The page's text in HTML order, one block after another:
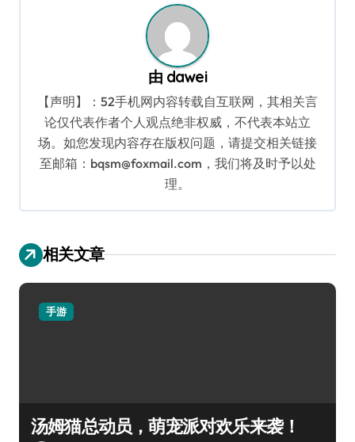
由 dawei
【声明】：52手机网内容转载自互联网，其相关言
论仅代表作者个人观点绝非权威，不代表本站立
场。如您发现内容存在版权问题，请提交相关链接
至邮箱：bqsm@foxmail.com，我们将及时予以处
理。
相关文章
手游
汤姆猫总动员，萌宠派对欢乐来袭！